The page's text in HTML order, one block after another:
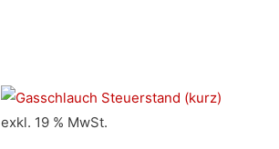
exkl. 19 % MwSt.